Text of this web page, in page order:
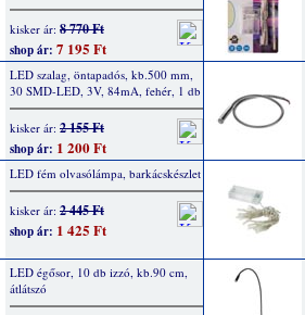
kisker ár: 8 770 Ft
shop ár: 7 195 Ft
LED szalag, öntapadós, kb.500 mm,
30 SMD-LED, 3V, 84mA, fehér, 1 db
kisker ár: 2 155 Ft
shop ár: 1 200 Ft
LED fém olvasólámpa, barkácskészlet
kisker ár: 2 445 Ft
shop ár: 1 425 Ft
LED égősor, 10 db izzó, kb.90 cm,
átlátszó